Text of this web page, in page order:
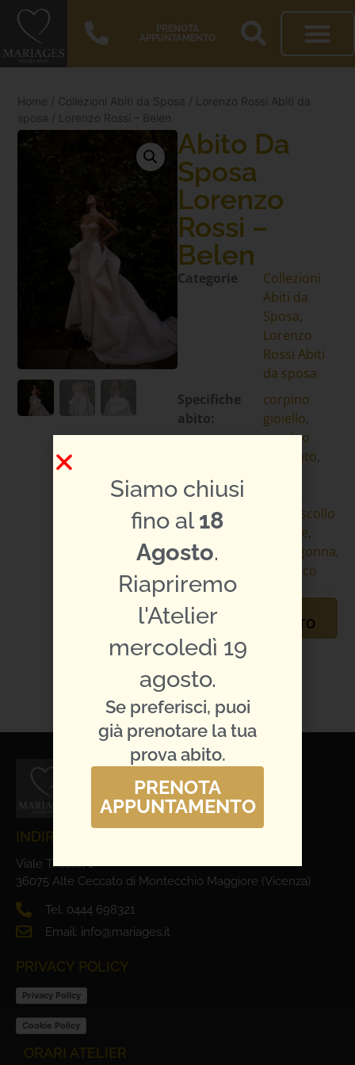
PRENOTA
APPUNTAMENTO
Home / Collezioni Abiti da Sposa /
Lorenzo Rossi Abiti da
sposa / Lorenzo Rossi – Belen
Abito Da
Sposa
Lorenzo
Rossi –
Belen
Categorie
Collezioni
Abiti da
Sposa
Lorenzo
Rossi Abiti
da sposa
Specifiche
abito:
corpino
gioiello
corpino
ricamato
scollo
a cuore
sopragonna
strascico
APPUNTAMENTO
TI PIACE L'ABITO?
CONDIVIDILO:
INDIRIZZO E CONTATTI
Viale Trieste, 1
36075 Alte Ceccato di Montecchio Maggiore (Vicenza)
Tel. 0444 698321
Email: info@mariages.it
PRIVACY POLICY
Privacy Policy
Cookie Policy
ORARI ATELIER
Siamo chiusi
fino al18
Agosto.
Riapriremo
l'Atelier
mercoledì 19
agosto.
Se preferisci, puoi
già prenotare la tua
prova abito.
PRENOTA
APPUNTAMENTO